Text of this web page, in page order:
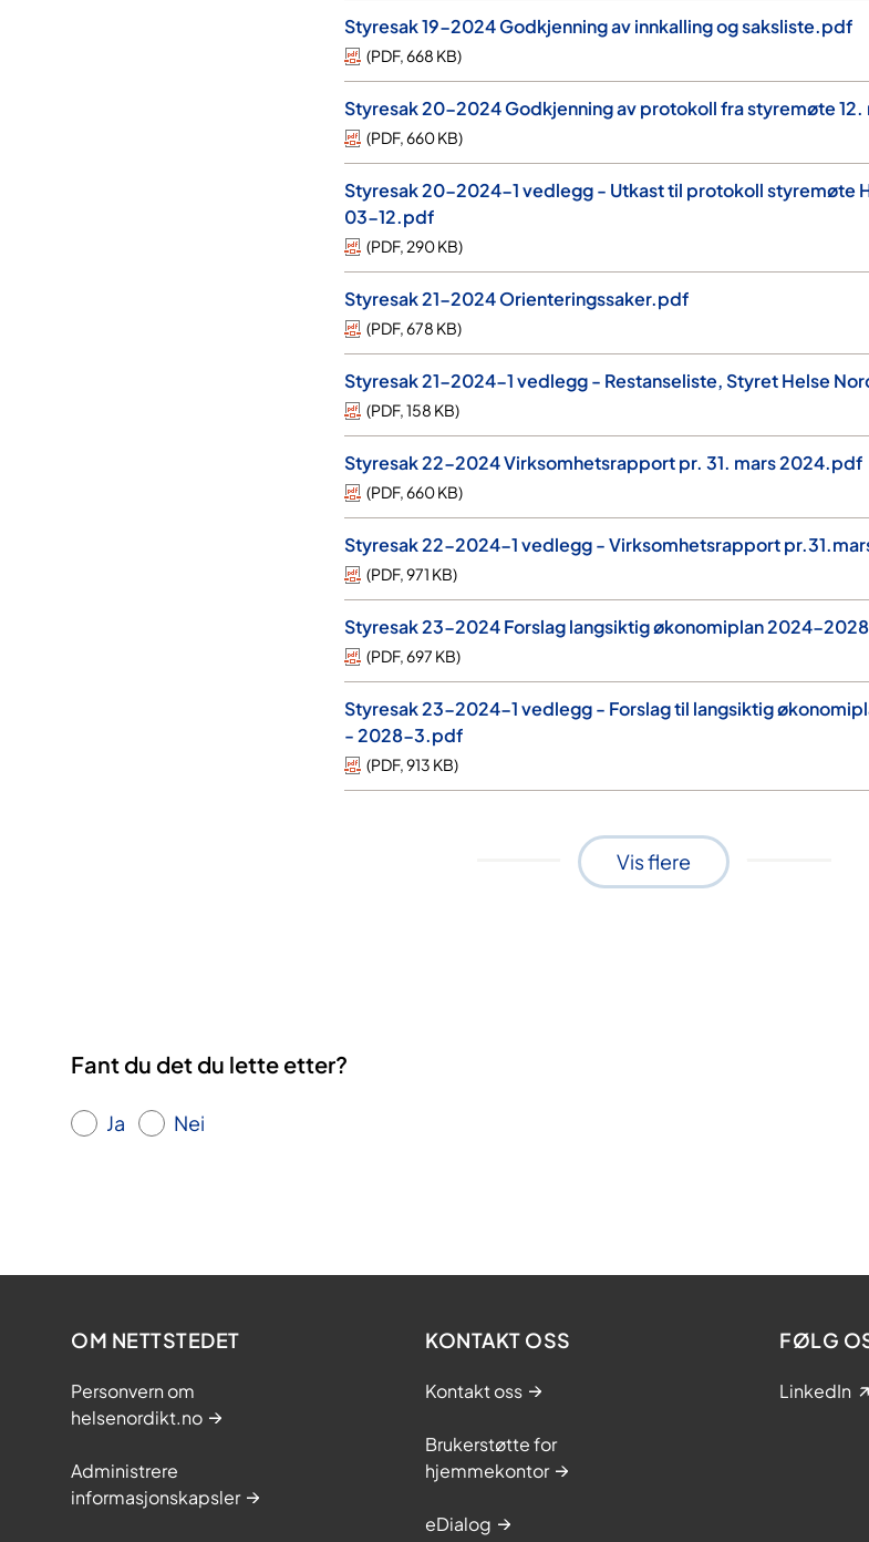
Styresak 19-2024 Godkjenning av innkalling og saksliste.pdf
(PDF,668 KB)
Styresak 20-2024 Godkjenning av protokoll fra styremøte
(PDF,660 KB)
Styresak 20-2024-1 vedlegg - Utkast til protokoll styremøte
03-12.pdf
(PDF, 290 KB)
Styresak 21-2024 Orienteringssaker.pdf
(PDF,678 KB)
Styresak 21-2024-1 vedlegg - Restanseliste, Styret Helse
(PDF,158 KB)
Styresak 22-2024 Virksomhetsrapport pr. 31. mars 2024.pdf
(PDF,660 KB)
Styresak 22-2024-1 vedlegg - Virksomhetsrapport
(PDF,971 KB)
Styresak 23-2024 Forslag langsiktig økonomiplan 2024-
(PDF,697 KB)
Styresak 23-2024-1 vedlegg - Forslag til langsiktig
- 2028-3.pdf
(PDF,913 KB)
Vis flere
Fant du det du lette etter?
Ja Nei
OM NETTSTEDET
Personvern om
helsenordikt.no
Administrere
informasjonskapsler
KONTAKT OSS
Kontakt oss
Brukerstøtte for
hjemmekontor
eDialog
FØLG
LinkedIn